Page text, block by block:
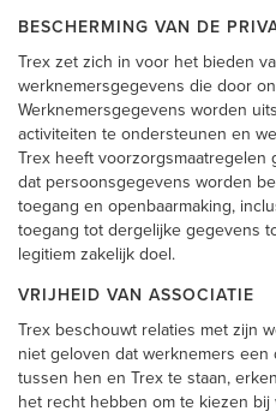
BESCHERMING VAN DE
Trex zet zich in voor het bieden
werknemersgegevens die door
Werknemersgegevens worden
activiteiten te ondersteunen en
Trex heeft
dat persoonsgegevens worden
toegang en openbaarmaking,
toegang tot dergelijke gegevens
legitiem zakelijk doel.
VRIJHEID VAN ASSOCIATIE
Trex beschouwt relaties met zijn
niet geloven dat werknemers
tussen hen en Trex te staan,
het recht hebben om te kiezen